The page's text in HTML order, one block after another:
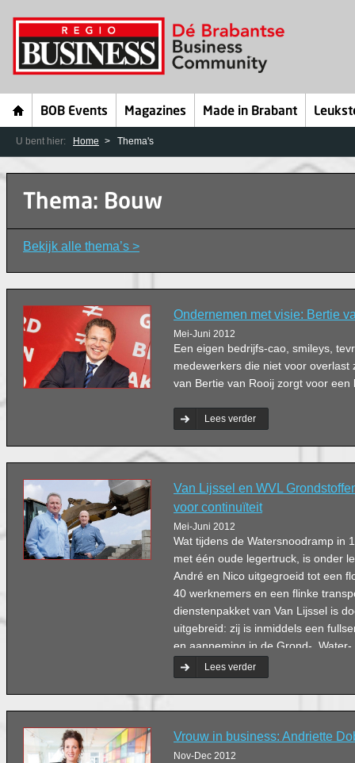
BOB Events Magazines Made in Brabant
U bent hier: Home Thema's
Thema: Bouw
Bekijk alle thema’s >
Ondernemen met visie: Bertie
Mei-Juni 2012
Een eigen bedrijfs-cao, smileys,
medewerkers die niet voor
van Bertie van Rooij zorgt voor
Lees verder
Van Lijssel en WVL
voor continuïteit
Mei-Juni 2012
Wat tijdens de Watersnoodramp in
met één oude legertruck, is onder
André en Nico uitgegroeid tot een
40 werknemers en een flinke
dienstenpakket van Van Lijssel is
uitgebreid: zij is inmiddels een
en aanneming in de Grond-,
Burgerlijke en Utiliteitsbouw.
Lees verder
Vrouw in business: Andriette
Nov-Dec 2012